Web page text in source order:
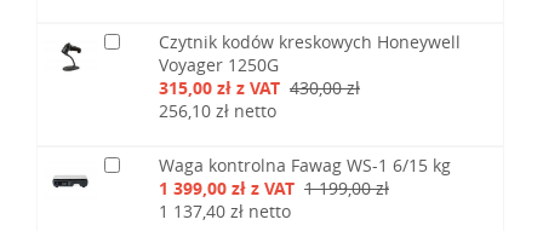
Czytnik kodów kreskowych Honeywell
Voyager 1250G
315,00 zł z VAT 430,00 zł
256,10 zł netto
Waga kontrolna Fawag WS-1 6/15 kg
1 399,00 zł z VAT 1 199,00 zł
1 137,40 zł netto